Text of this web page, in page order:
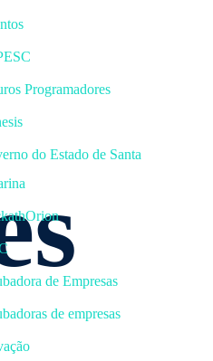
Programadores
do Estado de Santa
de Empresas
de empresas